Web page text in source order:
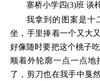
寨桥小学四(3)班 谈
我拿到的图案是十
坐，手里捧着一个又大
好像随时要把这个桃子
顺着外轮廓一点一点地
了，剪刀也在我手中戛